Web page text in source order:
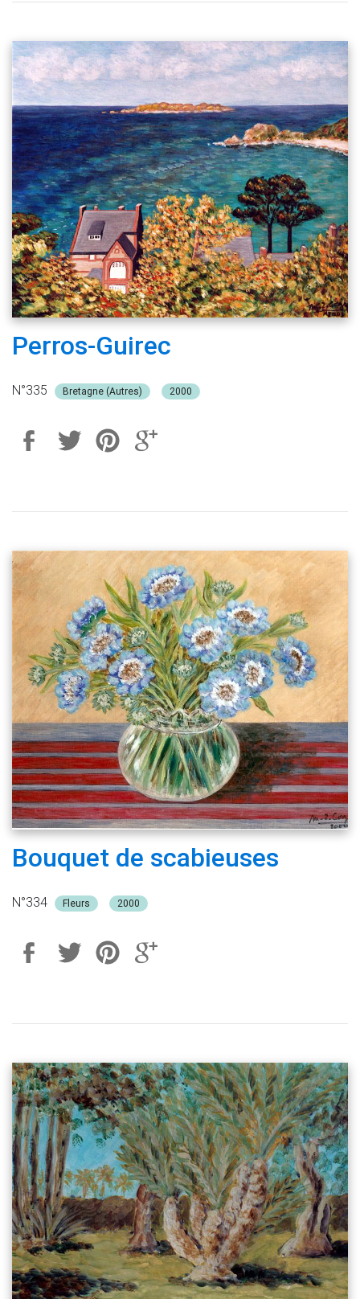
Perros-Guirec
N°335 Bretagne (Autres) 2000
Bouquet de scabieuses
N°334 Fleurs 2000